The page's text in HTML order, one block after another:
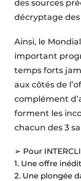
des sources
décryptage
Ainsi, le
important
temps forts
aux côtés de
complément
forment les
chacun des 3
➢ Pour
1. Une offre
2. Une plongée